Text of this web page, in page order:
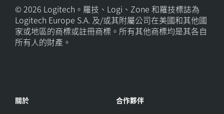
© 2026 Logitech。羅技、Logi、Zone 和羅技標誌為
Logitech Europe S.A. 及/或其附屬公司在美國和其他國
家或地區的商標或註冊商標。所有其他商標均是其各自
所有人的財產。
關於 合作夥伴